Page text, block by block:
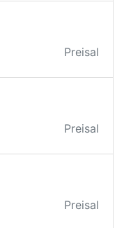
Preisal
Preisal
Preisal